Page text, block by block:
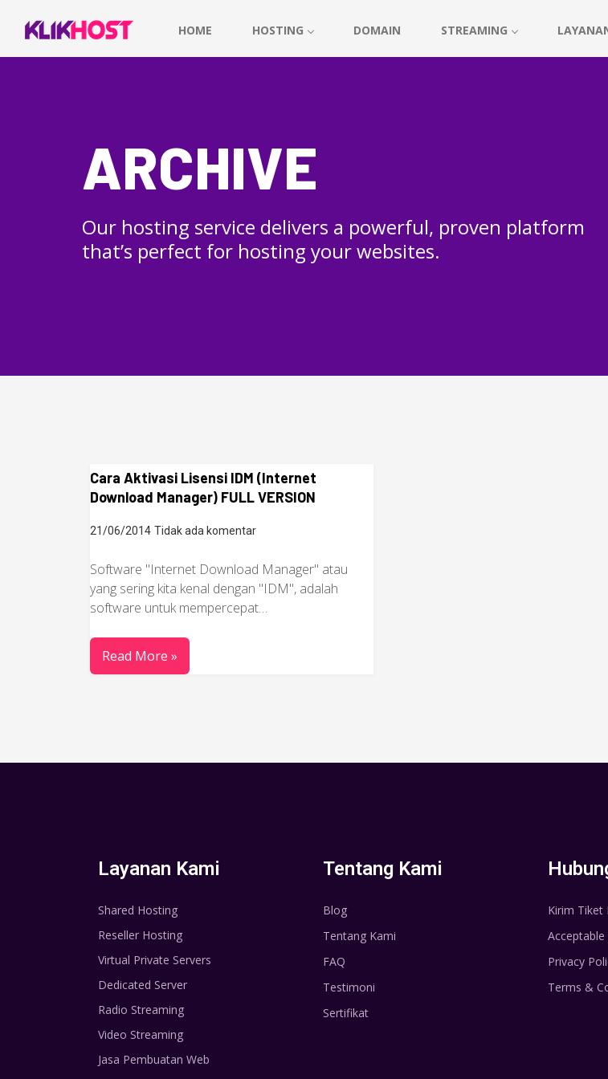
HOME HOSTING DOMAIN STREAMING
ARCHIVE
Our hosting service delivers a powerful, proven platform
that’s perfect for hosting your websites.
Cara Aktivasi Lisensi IDM (Internet
Download Manager) FULL VERSION
21/06/2014 Tidak ada komentar
Software "Internet Download Manager" atau
yang sering kita kenal dengan "IDM", adalah
software untuk mempercepat…
Read More »
Layanan Kami
Shared Hosting
Reseller Hosting
Virtual Private Servers
Dedicated Server
Radio Streaming
Video Streaming
Jasa Pembuatan Web
Tentang Kami
Blog
Tentang Kami
FAQ
Testimoni
Sertifikat
Kirim Tiket
Privacy
Terms &